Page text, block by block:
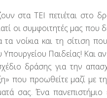
στα ΤΕΙ πετιέται στο
οι συμφοιτητές μας που
νοίκια και τη σίτιση
Υπουργείου Παιδείας! Και
δράσης για την
που προωθείτε μαζί με
σας. Ένα πανεπιστήμιο